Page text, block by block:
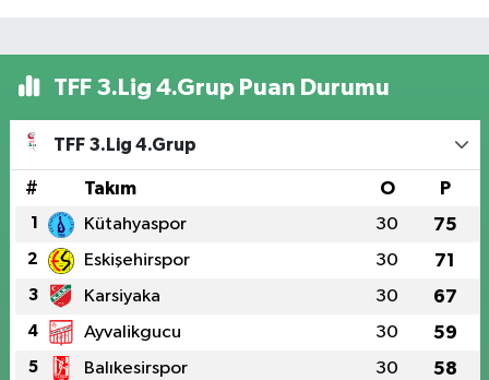
TFF 3.Lig 4.Grup Puan Durumu
TFF 3.Lig 4.Grup
# Takım O P
1 Kütahyaspor 30 75
2 Eskişehirspor 30 71
3 Karsiyaka 30 67
4 Ayvalikgucu 30 59
5 Balıkesirspor 30 58